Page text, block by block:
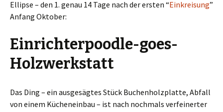
Ellipse – den 1. genau 14 Tage nach der ersten “Einkreisung”
Anfang Oktober:
Einrichterpoodle-goes-
Holzwerkstatt
Das Ding – ein ausgesägtes Stück Buchenholzplatte, Abfall
von einem Kücheneinbau – ist nach nochmals verfeinerter